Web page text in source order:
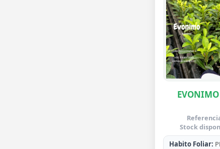
Stock
Habito Foliar: